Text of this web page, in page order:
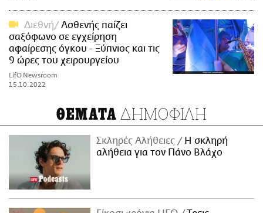
Διεθνή
Ασθενής παίζει
σαξόφωνο σε εγχείρηση
αφαίρεσης όγκου - Ξύπνιος και τις
9 ώρες του χειρουργείου
LifO Newsroom
15.10.2022
ΘΕΜΑΤΑ ΔΗΜΟΦΙΛΗ
Σκληρές Αλήθειες
H σκληρή
αλήθεια για τον Πάνο Βλάχο